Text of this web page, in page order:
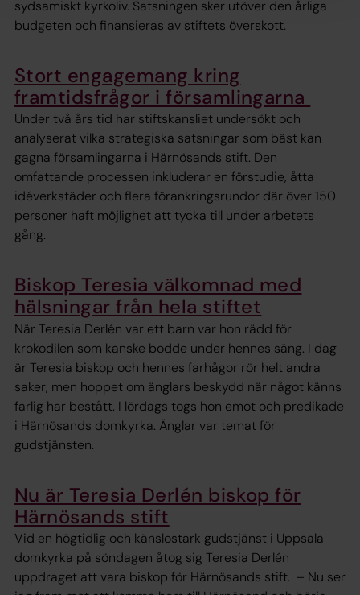
sydsamiskt kyrkoliv. Satsningen sker utöver den årliga
budgeten och finansieras av stiftets överskott.
Stort engagemang kring
framtidsfrågor i församlingarna
Under två års tid har stiftskansliet undersökt och
analyserat vilka strategiska satsningar som bäst kan
gagna församlingarna i Härnösands stift. Den
omfattande processen inkluderar en förstudie, åtta
idéverkstäder och flera förankringsrundor där över 150
personer haft möjlighet att tycka till under arbetets
gång.
Biskop Teresia välkomnad med
hälsningar från hela stiftet
När Teresia Derlén var ett barn var hon rädd för
krokodilen som kanske bodde under hennes säng. I dag
är Teresia biskop och hennes farhågor rör helt andra
saker, men hoppet om änglars beskydd när något känns
farlig har bestått. I lördags togs hon emot och predikade
i Härnösands domkyrka. Änglar var temat för
gudstjänsten.
Nu är Teresia Derlén biskop för
Härnösands stift
Vid en högtidlig och känslostark gudstjänst i Uppsala
domkyrka på söndagen åtog sig Teresia Derlén
uppdraget att vara biskop för Härnösands stift. – Nu ser